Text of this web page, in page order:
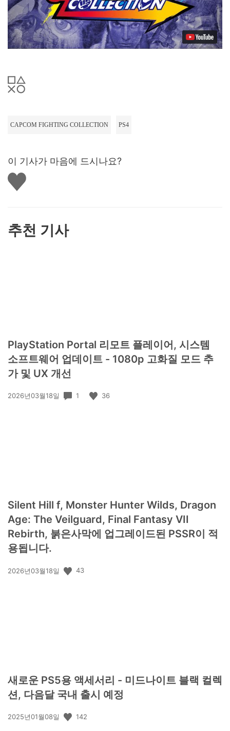
CAPCOM FIGHTING COLLECTION PS4
이 기사가 마음에 드시나요?
좋
아
추천 기사
PlayStation Portal 리모트 플레이어, 시스템
소프트웨어 업데이트 - 1080p 고화질 모드 추
가 및 UX 개선
공
2026년03월18일 1 36
Silent Hill f, Monster Hunter Wilds, Dragon
Age: The Veilguard, Final Fantasy VII
Rebirth, 붉은사막에 업그레이드된 PSSR이 적
용됩니다.
공
2026년03월18일 43
새로운 PS5용 액세서리 - 미드나이트 블랙 컬렉
션, 다음달 국내 출시 예정
공
2025년01월08일 142